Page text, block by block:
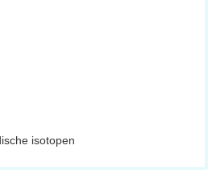
isotopen